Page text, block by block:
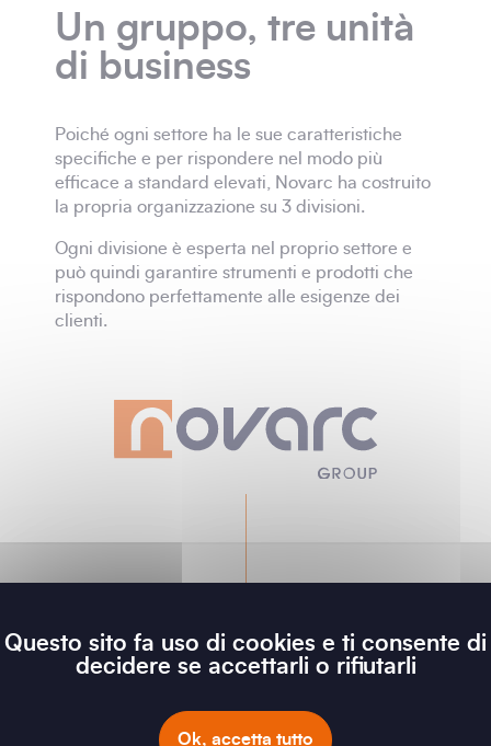
Un gruppo, tre unità
di business
Poiché ogni settore ha le sue caratteristiche
specifiche e per rispondere nel modo più
efficace a standard elevati, Novarc ha costruito
la propria organizzazione su 3 divisioni.
Ogni divisione è esperta nel proprio settore e
può quindi garantire strumenti e prodotti che
rispondono perfettamente alle esigenze dei
clienti.
Questo sito fa uso di cookies e ti consente di
decidere se accettarli o rifiutarli
Ok, accetta tutto